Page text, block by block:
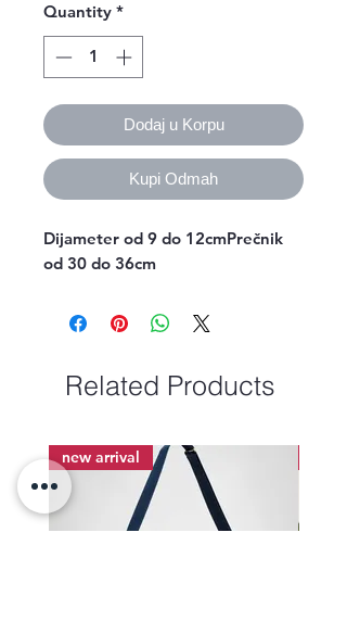
Quantity *
Dodaj u Korpu
Kupi Odmah
Dijameter od 9 do 12cmPrečnik
od 30 do 36cm
Related Products
new arrival